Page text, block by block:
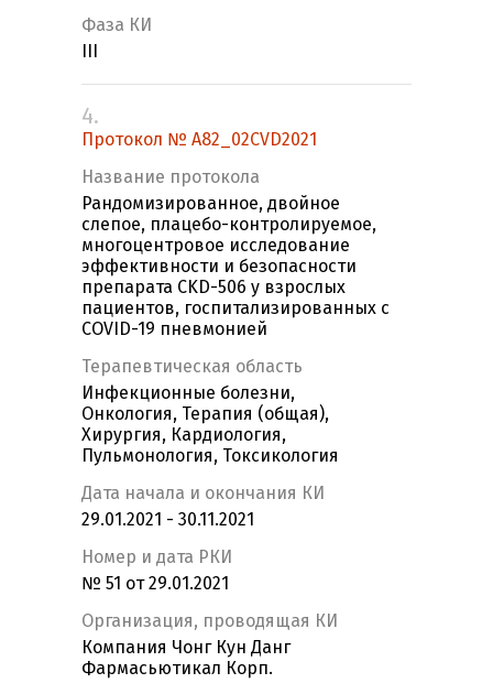
Фаза КИ
4.
Протокол № A82_02CVD2021
Название протокола
Рандомизированное, двойное
слепое, плацебо-контролируемое,
многоцентровое исследование
эффективности и безопасности
препарата CKD-506 у взрослых
пациентов, госпитализированных с
COVID-19 пневмонией
Терапевтическая область
Инфекционные болезни,
Онкология, Терапия (общая),
Хирургия, Кардиология,
Пульмонология, Токсикология
Дата начала и окончания КИ
29.01.2021 - 30.11.2021
Номер и дата РКИ
№ 51 от 29.01.2021
Организация, проводящая КИ
Компания Чонг Кун Данг
Фармасьютикал Корп.